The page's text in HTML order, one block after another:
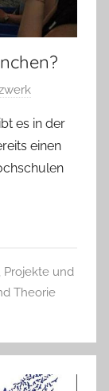
es in der
einen
, Projekte und
Theorie